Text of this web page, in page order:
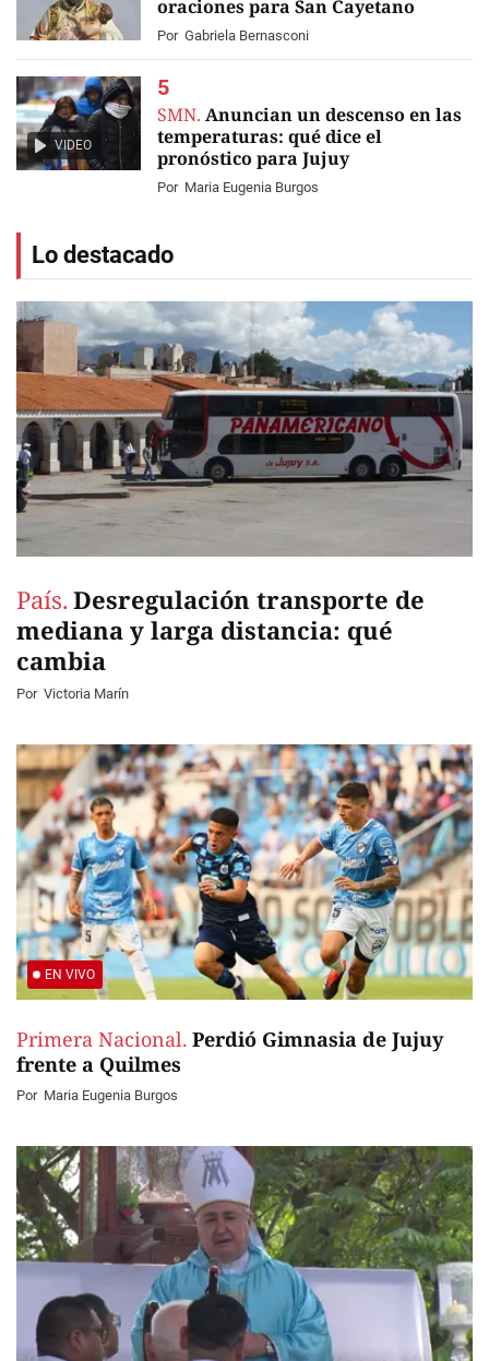
oraciones para San Cayetano
Por Gabriela Bernasconi
VIDEO
SMN. Anuncian un descenso en las
temperaturas: qué dice el
pronóstico para Jujuy
Por Maria Eugenia Burgos
Lo destacado
País. Desregulación transporte de
mediana y larga distancia: qué
cambia
Por Victoria Marín
EN VIVO
Primera Nacional. Perdió Gimnasia de Jujuy
frente a Quilmes
Por Maria Eugenia Burgos